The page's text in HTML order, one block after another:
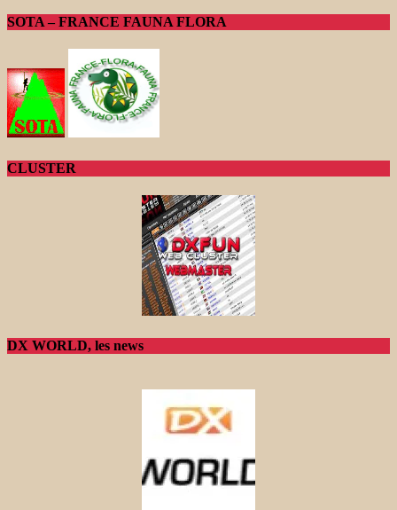
SOTA – FRANCE FAUNA FLORA
CLUSTER
DX WORLD, les news